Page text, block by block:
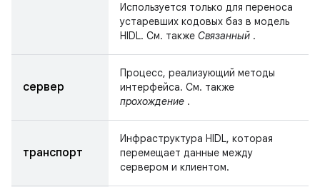
Используется только для переноса
устаревших кодовых баз в модель
HIDL. См. также Связанный .
сервер
Процесс, реализующий методы
интерфейса. См. также
прохождение .
транспорт
Инфраструктура HIDL, которая
перемещает данные между
сервером и клиентом.